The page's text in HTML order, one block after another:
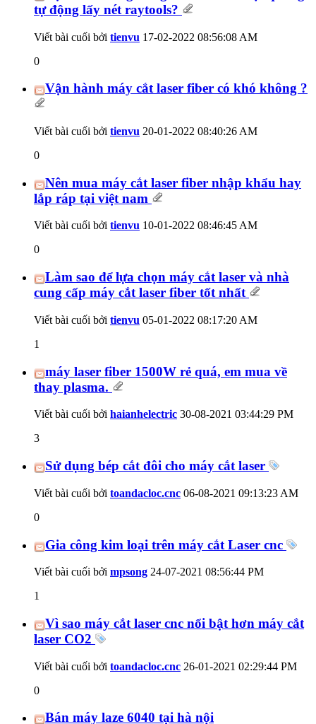
tự động lấy nét raytools?
Viết bài cuối bởi tienvu 17-02-2022 08:56:08 AM
0
Vận hành máy cắt laser fiber có khó không ?
Viết bài cuối bởi tienvu 20-01-2022 08:40:26 AM
0
Nên mua máy cắt laser fiber nhập khẩu hay
lắp ráp tại việt nam
Viết bài cuối bởi tienvu 10-01-2022 08:46:45 AM
0
Làm sao để lựa chọn máy cắt laser và nhà
cung cấp máy cắt laser fiber tốt nhất
Viết bài cuối bởi tienvu 05-01-2022 08:17:20 AM
1
máy laser fiber 1500W rẻ quá, em mua về
thay plasma.
Viết bài cuối bởi haianhelectric 30-08-2021 03:44:29 PM
3
Sử dụng bép cắt đôi cho máy cắt laser
Viết bài cuối bởi toandacloc.cnc 06-08-2021 09:13:23 AM
0
Gia công kim loại trên máy cắt Laser cnc
Viết bài cuối bởi mpsong 24-07-2021 08:56:44 PM
1
Vì sao máy cắt laser cnc nổi bật hơn máy cắt
laser CO2
Viết bài cuối bởi toandacloc.cnc 26-01-2021 02:29:44 PM
0
Bán máy laze 6040 tại hà nội